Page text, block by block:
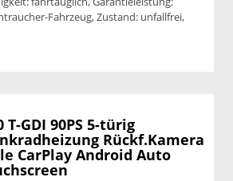
Fahrzeug, Zustand: unfallfrei,
drucken
T-GDI 90PS 5-türig
Rückf.Kamera
CarPlay Android Auto